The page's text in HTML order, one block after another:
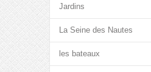
Jardins
La Seine des Nautes
les bateaux